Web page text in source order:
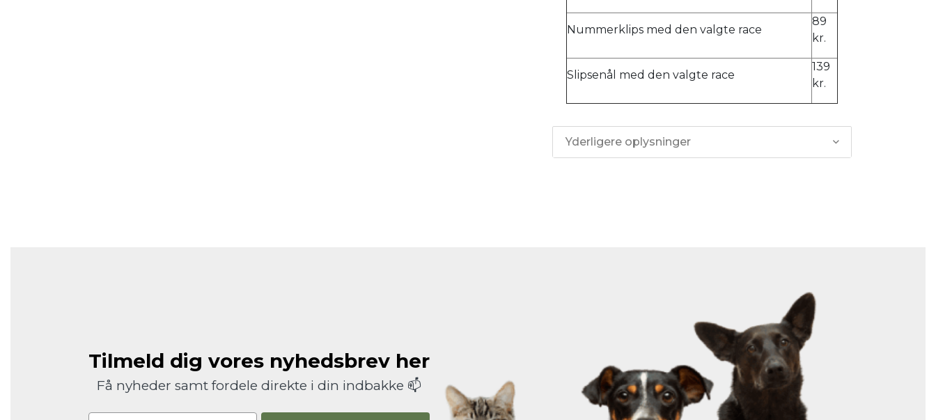
Nummerklips med den valgte race
89
kr.
Slipsenål med den valgte race
139
kr.
Yderligere oplysninger
Tilmeld dig vores nyhedsbrev her
Få nyheder samt fordele direkte i din indbakke 📫